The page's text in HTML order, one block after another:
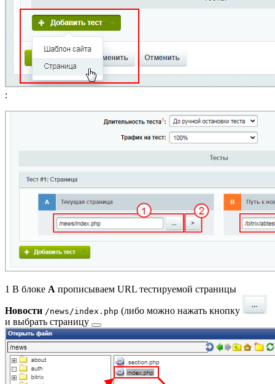
:
1 В блоке A прописываем URL тестируемой страницы
Новости /news/index.php (либо можно нажать кнопку
и выбрать страницу